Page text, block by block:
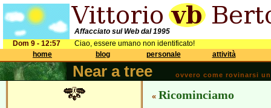
Affacciato sul Web dal 1995
Dom 9 - 12:57
Ciao, essere umano non identificato!
home
blog personale attività
Near a tree ovvero come rovinarsi
« Ricominciamo